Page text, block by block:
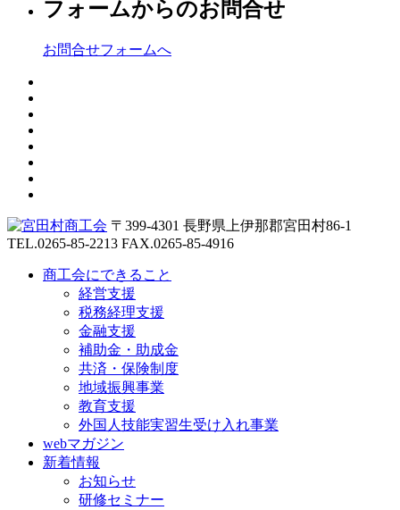
フォームからのお問合せ
お問合せフォームへ
〒399-4301 長野県上伊那郡宮田村86-1
TEL.0265-85-2213 FAX.0265-85-4916
商工会にできること
経営支援
税務経理支援
金融支援
補助金・助成金
共済・保険制度
地域振興事業
教育支援
外国人技能実習生受け入れ事業
webマガジン
新着情報
お知らせ
研修セミナー